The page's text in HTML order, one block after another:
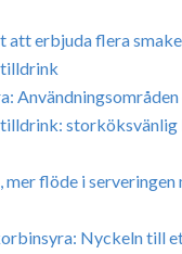
att erbjuda flera
storköksvänlig
flöde i serveringen
Nyckeln till